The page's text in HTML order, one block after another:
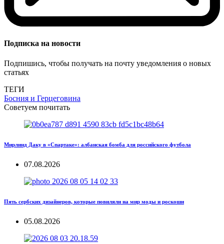
Подписка на новости
Подпишись, чтобы получать на почту уведомления о новых
статьях
ТЕГИ
Босния и Герцеговина
Советуем почитать
Мирлинд Даку в «Спартаке»: албанская бомба для российского футбола
07.08.2026
Пять сербских дизайнеров, которые повиляли на мир моды и роскоши
05.08.2026